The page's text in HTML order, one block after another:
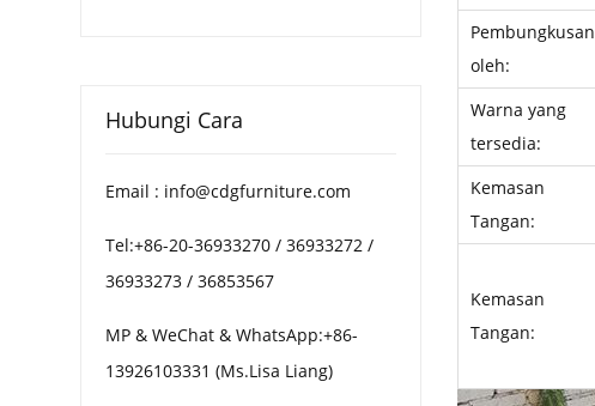
Pembungkusan
oleh:
Warna yang
tersedia:
Kemasan
Tangan:
Kemasan
Tangan:
Hubungi Cara
Email : info@cdgfurniture.com
Tel:+86-20-36933270 / 36933272 /
36933273 / 36853567
MP & WeChat & WhatsApp:+86-
13926103331 (Ms.Lisa Liang)